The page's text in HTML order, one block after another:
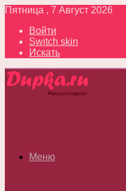
Пятница , 7 Август 2026
Войти
Switch skin
Искать
Меню